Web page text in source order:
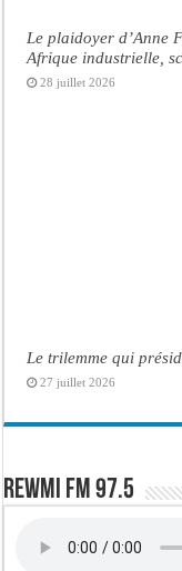
Le plaidoyer d’Anne
Afrique industrielle,
28 juillet 2026
Le trilemme qui
27 juillet 2026
Rewmi FM 97.5